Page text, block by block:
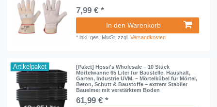
7,99 € *
In den Warenkorb
*inkl. ges. MwSt. zzgl.Versandkosten
Artikelpaket
[Paket] Hossi's Wholesale – 10 Stück
Mörtelwanne 65 Liter für Baustelle, Haushalt,
Garten, Industrie UVM. – Mörtelkübel für Mörtel,
Beton, Schutt & Baustoffe – extrem Stabiler
Baueimer mit verstärktem Boden
61,99 € *